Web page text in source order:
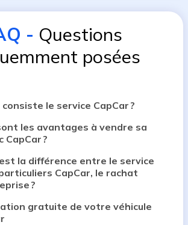
- Questions
posées
consiste le service CapCar ?
les avantages à vendre sa
CapCar ?
la différence entre le service
CapCar, le rachat
?
gratuite de votre véhicule